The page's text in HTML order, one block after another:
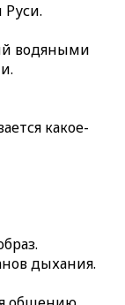
водяными
какое-
дыхания.